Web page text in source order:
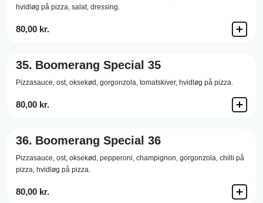
hvidløg på pizza, salat, dressing.
80,00 kr.
35. Boomerang Special 35
Pizzasauce, ost, oksekød, gorgonzola, tomatskiver, hvidløg på pizza.
80,00 kr.
36. Boomerang Special 36
Pizzasauce, ost, oksekød, pepperoni, champignon, gorgonzola, chilli på
pizza, hvidløg på pizza.
80,00 kr.